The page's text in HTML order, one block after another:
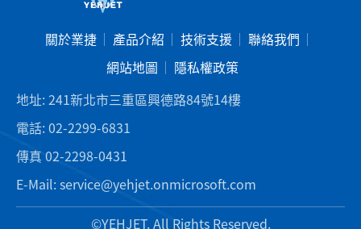
關於業捷 產品介紹 技術支援
聯絡我們
網站地圖
隱私權政策
地址:241新北市三重區興德路84號14樓
電話:02-2299-6831
傳真 02-2298-0431
E-Mail:service@yehjet.onmicrosoft.com
©YEHJET. All Rights Reserved.